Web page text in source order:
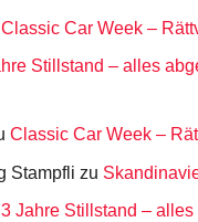
Classic Car Week –
Stillstand – alles
Classic Car Week –
Stampfli zu
3 Jahre Stillstand – alles